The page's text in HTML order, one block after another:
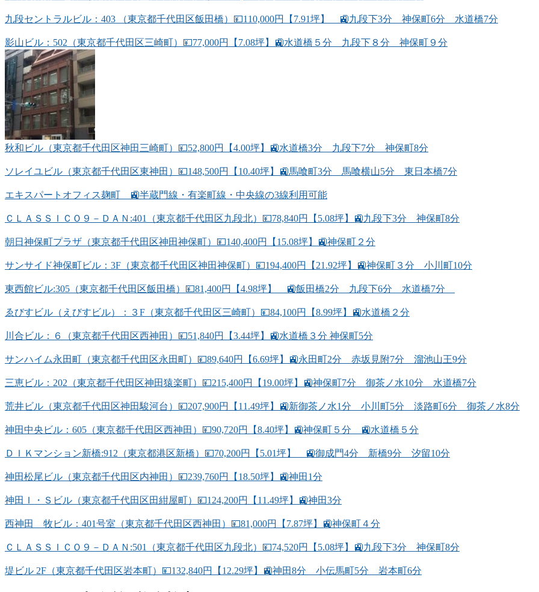
九段セントラルビル：403 （東京都千代田区飯田橋）💴110,000円【7.91坪】 🚉九段下3分 神保町6分 水道橋7分
影山ビル：502（東京都千代田区三崎町）💴77,000円【7.08坪】🚉水道橋５分 九段下８分 神保町９分
秋和ビル（東京都千代田区神田三崎町）💴52,800円【4.00坪】🚉水道橋3分 九段下7分 神保町8分
ソレイユビル（東京都千代田区東神田）💴148,500円【10.40坪】🚉馬喰町3分 馬喰横山5分 東日本橋7分
エキスパートオフィス麹町 🚉半蔵門線・有楽町線・中央線の3線利用可能
ＣＬＡＳＳＩＣＯ９－ＤＡＮ:401（東京都千代田区九段北）💴78,840円【5.08坪】🚉九段下3分 神保町8分
朝日神保町プラザ（東京都千代田区神田神保町）💴140,400円【15.08坪】🚉神保町２分
サンサイド神保町ビル：3F（東京都千代田区神田神保町）💴194,400円【21.92坪】🚉神保町３分 小川町10分
東西館ビル:305（東京都千代田区飯田橋）💴81,400円【4.98坪】 🚉飯田橋2分 九段下6分 水道橋7分
ゑびすビル（えびすビル）：３F（東京都千代田区三崎町）💴84,100円【8.99坪】🚉水道橋２分
川合ビル：６（東京都千代田区西神田）💴51,840円【3.44坪】🚉水道橋３分 神保町5分
サンハイム永田町（東京都千代田区永田町）💴89,640円【6.69坪】🚉永田町2分 赤坂見附7分 溜池山王9分
三恵ビル：202（東京都千代田区神田猿楽町）💴215,400円【19.00坪】🚉神保町7分 御茶ノ水10分 水道橋7分
荒井ビル（東京都千代田区神田駿河台）💴207,900円【11.49坪】🚉新御茶ノ水1分 小川町5分 淡路町6分 御茶ノ水8分
神田中央ビル：605（東京都千代田区西神田）💴90,720円【8.40坪】🚉神保町５分 🚉水道橋５分
ＤＩＫマンション新橋:912（東京都港区新橋）💴70,200円【5.01坪】 🚉御成門4分 新橋9分 汐留10分
神田松尾ビル（東京都千代田区内神田）💴239,760円【18.50坪】🚉神田1分
神田Ｉ・Ｓビル（東京都千代田区田紺屋町）💴124,200円【11.49坪】🚉神田3分
西神田 牧ビル：401号室（東京都千代田区西神田）💴81,000円【7.87坪】🚉神保町４分
ＣＬＡＳＳＩＣＯ９－ＤＡＮ:501（東京都千代田区九段北）💴74,520円【5.08坪】🚉九段下3分 神保町8分
堤ビル 2F（東京都千代田区岩本町）💴132,840円【12.29坪】🚉神田8分 小伝馬町5分 岩本町6分